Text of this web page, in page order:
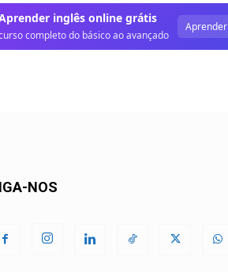
inglês online grátis
completo do básico ao avançado
Aprender
NOS